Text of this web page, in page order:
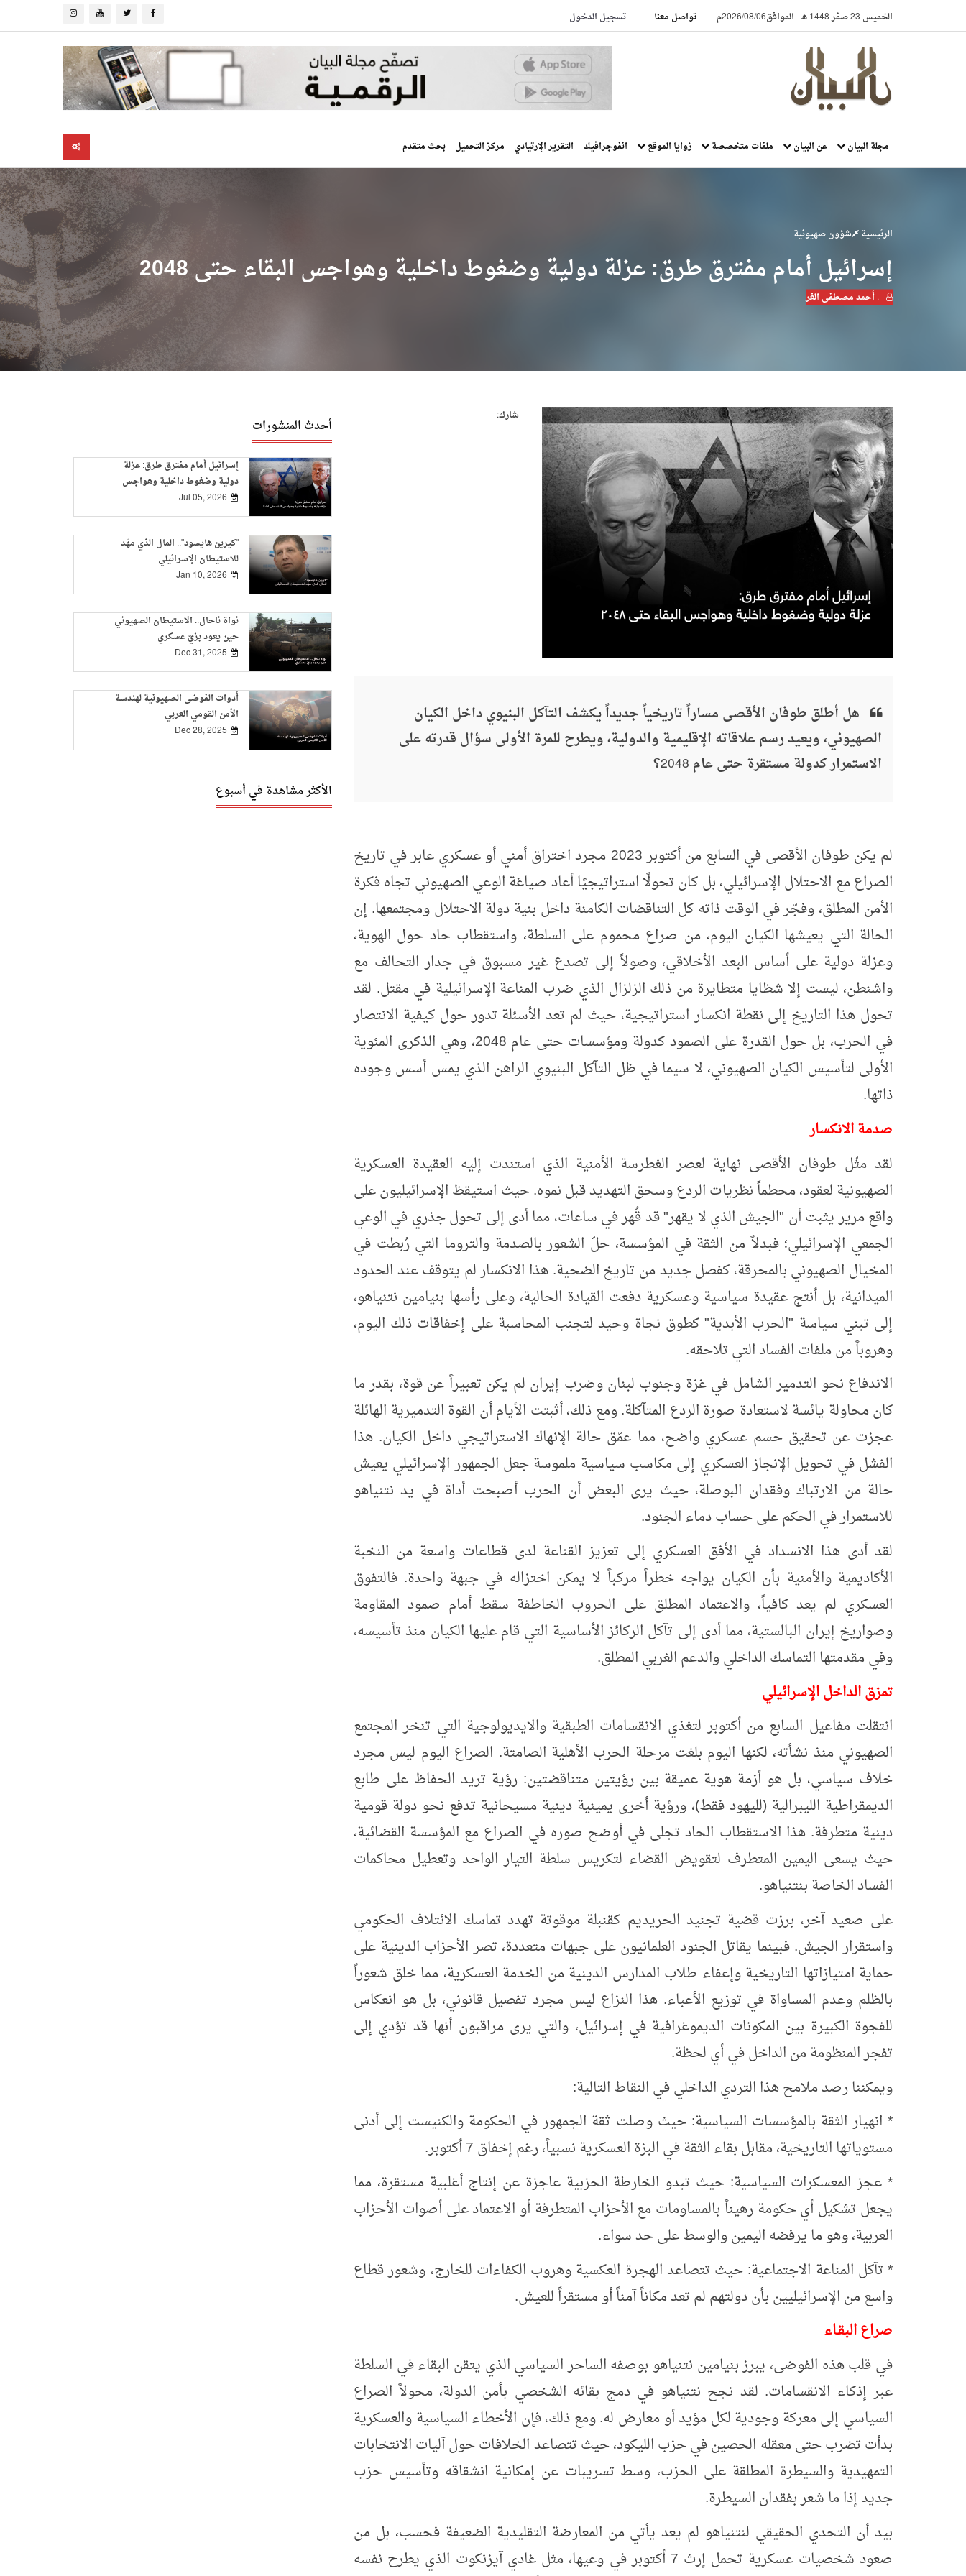
الخميس 23 صفر 1448 هـ -الموافق2026/08/06م تواصل معنا تسجيل الدخول
مجلة البيان عن البيان ملفات متخصصة زوايا الموقع انفوجرافيك التقرير الإرتيادي مركز التحميل بحث متقدم
الرئيسية شؤون صهيونية
إسرائيل أمام مفترق طرق: عزلة دولية وضغوط داخلية وهواجس البقاء حتى 2048
. أحمد مصطفى الغر
شارك:
هل أطلق طوفان الأقصى مساراً تاريخياً جديداً يكشف التآكل البنيوي داخل الكيان
الصهيوني، ويعيد رسم علاقاته الإقليمية والدولية، ويطرح للمرة الأولى سؤال قدرته على
الاستمرار كدولة مستقرة حتى عام 2048؟
لم يكن طوفان الأقصى في السابع من أكتوبر 2023 مجرد اختراق أمني أو عسكري عابر في تاريخ
الصراع مع الاحتلال الإسرائيلي، بل كان تحولًا استراتيجيًا أعاد صياغة الوعي الصهيوني تجاه فكرة
الأمن المطلق، وفجّر في الوقت ذاته كل التناقضات الكامنة داخل بنية دولة الاحتلال ومجتمعها. إن
الحالة التي يعيشها الكيان اليوم، من صراع محموم على السلطة، واستقطاب حاد حول الهوية،
وعزلة دولية على أساس البعد الأخلاقي، وصولاً إلى تصدع غير مسبوق في جدار التحالف مع
واشنطن، ليست إلا شظايا متطايرة من ذلك الزلزال الذي ضرب المناعة الإسرائيلية في مقتل. لقد
تحول هذا التاريخ إلى نقطة انكسار استراتيجية، حيث لم تعد الأسئلة تدور حول كيفية الانتصار
في الحرب، بل حول القدرة على الصمود كدولة ومؤسسات حتى عام 2048، وهي الذكرى المئوية
الأولى لتأسيس الكيان الصهيوني، لا سيما في ظل التآكل البنيوي الراهن الذي يمس أسس وجوده
ذاتها.
صدمة الانكسار
لقد مثّل طوفان الأقصى نهاية لعصر الغطرسة الأمنية الذي استندت إليه العقيدة العسكرية
الصهيونية لعقود، محطماً نظريات الردع وسحق التهديد قبل نموه. حيث استيقظ الإسرائيليون على
واقع مرير يثبت أن "الجيش الذي لا يقهر" قد قُهر في ساعات، مما أدى إلى تحول جذري في الوعي
الجمعي الإسرائيلي؛ فبدلاً من الثقة في المؤسسة، حلّ الشعور بالصدمة والتروما التي رُبطت في
المخيال الصهيوني بالمحرقة، كفصل جديد من تاريخ الضحية. هذا الانكسار لم يتوقف عند الحدود
الميدانية، بل أنتج عقيدة سياسية وعسكرية دفعت القيادة الحالية، وعلى رأسها بنيامين نتنياهو،
إلى تبني سياسة "الحرب الأبدية" كطوق نجاة وحيد لتجنب المحاسبة على إخفاقات ذلك اليوم،
وهروباً من ملفات الفساد التي تلاحقه.
الاندفاع نحو التدمير الشامل في غزة وجنوب لبنان وضرب إيران لم يكن تعبيراً عن قوة، بقدر ما
كان محاولة يائسة لاستعادة صورة الردع المتآكلة. ومع ذلك، أثبتت الأيام أن القوة التدميرية الهائلة
عجزت عن تحقيق حسم عسكري واضح، مما عمّق حالة الإنهاك الاستراتيجي داخل الكيان. هذا
الفشل في تحويل الإنجاز العسكري إلى مكاسب سياسية ملموسة جعل الجمهور الإسرائيلي يعيش
حالة من الارتباك وفقدان البوصلة، حيث يرى البعض أن الحرب أصبحت أداة في يد نتنياهو
للاستمرار في الحكم على حساب دماء الجنود.
لقد أدى هذا الانسداد في الأفق العسكري إلى تعزيز القناعة لدى قطاعات واسعة من النخبة
الأكاديمية والأمنية بأن الكيان يواجه خطراً مركباً لا يمكن اختزاله في جبهة واحدة. فالتفوق
العسكري لم يعد كافياً، والاعتماد المطلق على الحروب الخاطفة سقط أمام صمود المقاومة
وصواريخ إيران البالستية، مما أدى إلى تآكل الركائز الأساسية التي قام عليها الكيان منذ تأسيسه،
وفي مقدمتها التماسك الداخلي والدعم الغربي المطلق.
تمزق الداخل الإسرائيلي
انتقلت مفاعيل السابع من أكتوبر لتغذي الانقسامات الطبقية والايديولوجية التي تنخر المجتمع
الصهيوني منذ نشأته، لكنها اليوم بلغت مرحلة الحرب الأهلية الصامتة. الصراع اليوم ليس مجرد
خلاف سياسي، بل هو أزمة هوية عميقة بين رؤيتين متناقضتين: رؤية تريد الحفاظ على طابع
الديمقراطية الليبرالية (لليهود فقط)، ورؤية أخرى يمينية دينية مسيحانية تدفع نحو دولة قومية
دينية متطرفة. هذا الاستقطاب الحاد تجلى في أوضح صوره في الصراع مع المؤسسة القضائية،
حيث يسعى اليمين المتطرف لتقويض القضاء لتكريس سلطة التيار الواحد وتعطيل محاكمات
الفساد الخاصة بنتنياهو.
على صعيد آخر، برزت قضية تجنيد الحريديم كقنبلة موقوتة تهدد تماسك الائتلاف الحكومي
واستقرار الجيش. فبينما يقاتل الجنود العلمانيون على جبهات متعددة، تصر الأحزاب الدينية على
حماية امتيازاتها التاريخية وإعفاء طلاب المدارس الدينية من الخدمة العسكرية، مما خلق شعوراً
بالظلم وعدم المساواة في توزيع الأعباء. هذا النزاع ليس مجرد تفصيل قانوني، بل هو انعكاس
للفجوة الكبيرة بين المكونات الديموغرافية في إسرائيل، والتي يرى مراقبون أنها قد تؤدي إلى
تفجر المنظومة من الداخل في أي لحظة.
ويمكننا رصد ملامح هذا التردي الداخلي في النقاط التالية:
* انهيار الثقة بالمؤسسات السياسية: حيث وصلت ثقة الجمهور في الحكومة والكنيست إلى أدنى
مستوياتها التاريخية، مقابل بقاء الثقة في البزة العسكرية نسبياً، رغم إخفاق 7 أكتوبر.
* عجز المعسكرات السياسية: حيث تبدو الخارطة الحزبية عاجزة عن إنتاج أغلبية مستقرة، مما
يجعل تشكيل أي حكومة رهيناً بالمساومات مع الأحزاب المتطرفة أو الاعتماد على أصوات الأحزاب
العربية، وهو ما يرفضه اليمين والوسط على حد سواء.
* تآكل المناعة الاجتماعية: حيث تتصاعد الهجرة العكسية وهروب الكفاءات للخارج، وشعور قطاع
واسع من الإسرائيليين بأن دولتهم لم تعد مكاناً آمناً أو مستقراً للعيش.
صراع البقـاء
في قلب هذه الفوضى، يبرز بنيامين نتنياهو بوصفه الساحر السياسي الذي يتقن البقاء في السلطة
عبر إذكاء الانقسامات. لقد نجح نتنياهو في دمج بقائه الشخصي بأمن الدولة، محولاً الصراع
السياسي إلى معركة وجودية لكل مؤيد أو معارض له. ومع ذلك، فإن الأخطاء السياسية والعسكرية
بدأت تضرب حتى معقله الحصين في حزب الليكود، حيث تتصاعد الخلافات حول آليات الانتخابات
التمهيدية والسيطرة المطلقة على الحزب، وسط تسريبات عن إمكانية انشقاقه وتأسيس حزب
جديد إذا ما شعر بفقدان السيطرة.
بيد أن التحدي الحقيقي لنتنياهو لم يعد يأتي من المعارضة التقليدية الضعيفة فحسب، بل من
صعود شخصيات عسكرية تحمل إرث 7 أكتوبر في وعيها، مثل غادي آيزنكوت الذي يطرح نفسه
أحدث المنشورات
إسرائيل أمام مفترق طرق: عزلة
دولية وضغوط داخلية وهواجس
البقاء حتى 2048
Jul 05, 2026
"كيرين هايسود".. المال الذي مهّد
للاستيطان الإسرائيلي
Jan 10, 2026
نواة ناحال.. الاستيطان الصهيوني
حين يعود بزيّ عسكري
Dec 31, 2025
أدوات الفوضى الصهيونية لهندسة
الأمن القومي العربي
Dec 28, 2025
الأكثر مشاهدة في أسبوع